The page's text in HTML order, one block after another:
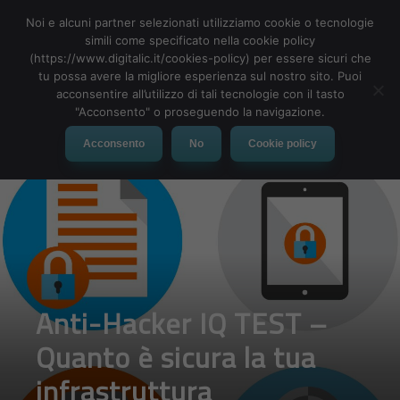
MENU
Anti-Hacker IQ TEST –
Quanto è sicura la tua
infrastruttura
Noi e alcuni partner selezionati utilizziamo cookie o tecnologie
simili come specificato nella cookie policy
(https://www.digitalic.it/cookies-policy) per essere sicuri che
tu possa avere la migliore esperienza sul nostro sito. Puoi
acconsentire all’utilizzo di tali tecnologie con il tasto
"Acconsento" o proseguendo la navigazione.
Acconsento No Cookie policy